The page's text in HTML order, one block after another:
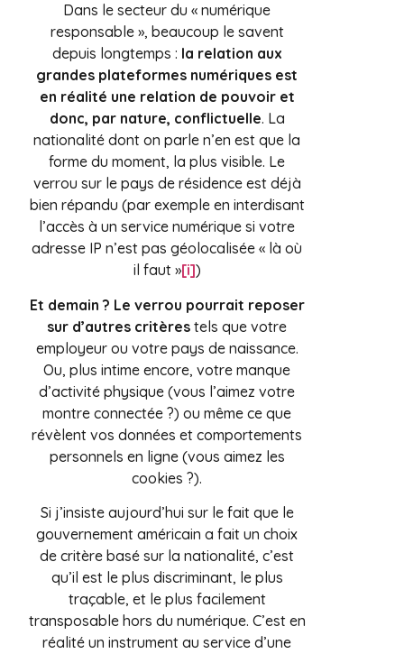
Dans le secteur du « numérique
responsable », beaucoup le savent
depuis longtemps : la relation aux
grandes plateformes numériques est
en réalité une relation de pouvoir et
donc, par nature, conflictuelle. La
nationalité dont on parle n’en est que la
forme du moment, la plus visible. Le
verrou sur le pays de résidence est déjà
bien répandu (par exemple en interdisant
l’accès à un service numérique si votre
adresse IP n’est pas géolocalisée « là où
il faut »[i])
Et demain ? Le verrou pourrait reposer
sur d’autres critères tels que votre
employeur ou votre pays de naissance.
Ou, plus intime encore, votre manque
d’activité physique (vous l’aimez votre
montre connectée ?) ou même ce que
révèlent vos données et comportements
personnels en ligne (vous aimez les
cookies ?).
Si j’insiste aujourd’hui sur le fait que le
gouvernement américain a fait un choix
de critère basé sur la nationalité, c’est
qu’il est le plus discriminant, le plus
traçable, et le plus facilement
transposable hors du numérique. C’est en
réalité un instrument au service d’une